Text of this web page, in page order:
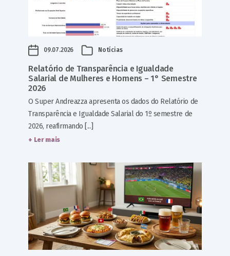
09.07.2026 Notícias
Relatório de Transparência e Igualdade
Salarial de Mulheres e Homens – 1° Semestre
2026
O Super Andreazza apresenta os dados do Relatório de
Transparência e Igualdade Salarial do 1º semestre de
2026, reafirmando [...]
+ Ler mais